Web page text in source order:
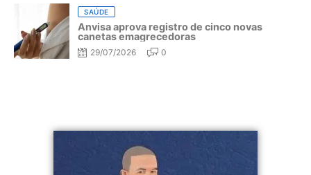
SAÚDE
Anvisa aprova registro de cinco novas
canetas emagrecedoras
29/07/2026 0